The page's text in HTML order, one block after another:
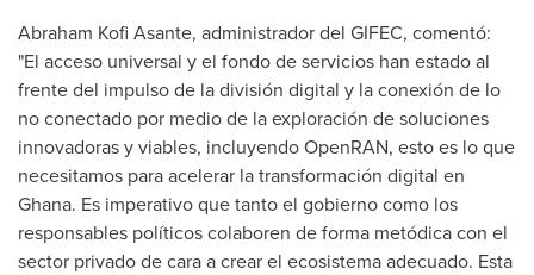
Abraham Kofi Asante, administrador del GIFEC, comentó:
"El acceso universal y el fondo de servicios han estado al
frente del impulso de la división digital y la conexión de lo
no conectado por medio de la exploración de soluciones
innovadoras y viables, incluyendo OpenRAN, esto es lo que
necesitamos para acelerar la transformación digital en
Ghana. Es imperativo que tanto el gobierno como los
responsables políticos colaboren de forma metódica con el
sector privado de cara a crear el ecosistema adecuado. Esta